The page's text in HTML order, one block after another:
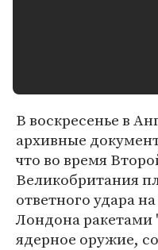
В воскресенье в
архивные
что во время
Великобритания
ответного удара
Лондона
ядерное оружие,